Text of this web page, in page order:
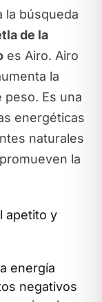
la búsqueda
de la
es Airo. Airo
la
peso. Es una
energéticas
naturales
la
apetito y
energía
negativos